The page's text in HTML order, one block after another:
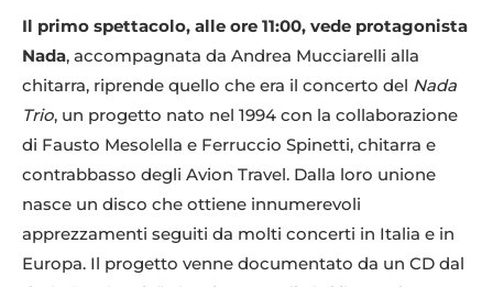
Il primo spettacolo, alle ore 11:00, vede protagonista
Nada, accompagnata da Andrea Mucciarelli alla
chitarra, riprende quello che era il concerto del Nada
Trio, un progetto nato nel 1994 con la collaborazione
di Fausto Mesolella e Ferruccio Spinetti, chitarra e
contrabbasso degli Avion Travel. Dalla loro unione
nasce un disco che ottiene innumerevoli
apprezzamenti seguiti da molti concerti in Italia e in
Europa. Il progetto venne documentato da un CD dal